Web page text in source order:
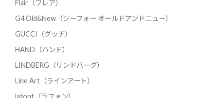
Flair（フレア）
G4 Old&New（ジーフォー オールドアンドニュー）
GUCCI（グッチ）
HAND（ハンド）
LINDBERG（リンドバーグ）
Line Art（ラインアート）